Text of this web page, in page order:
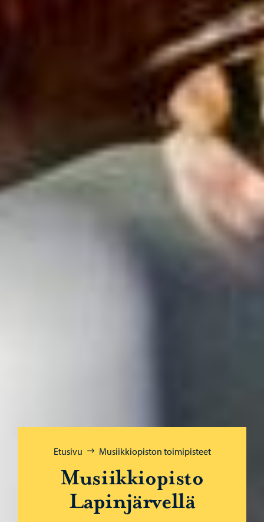
Selaa:Etusivu Musiikkiopiston toimipisteet
Musiikkiopisto
Lapinjärvellä